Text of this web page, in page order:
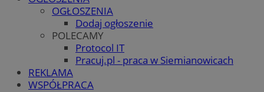
OGŁOSZENIA
Dodaj ogłoszenie
POLECAMY
Protocol IT
Pracuj.pl - praca w Siemianowicach
REKLAMA
WSPÓŁPRACA